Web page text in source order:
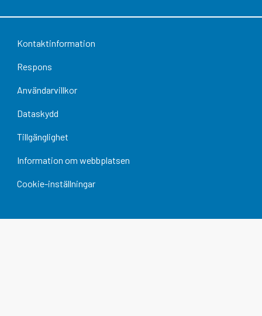
Kontaktinformation
Respons
Användarvillkor
Dataskydd
Tillgänglighet
Information om webbplatsen
Cookie-inställningar